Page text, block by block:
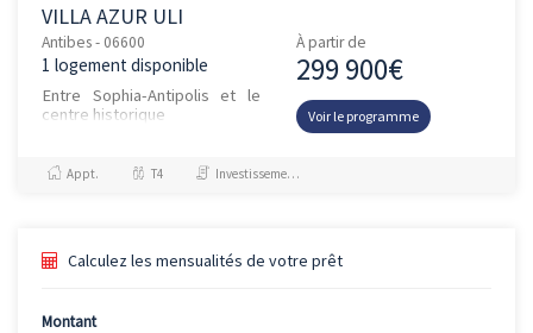
VILLA AZUR ULI
Antibes - 06600
1 logement disponible
Entre Sophia-Antipolis et le
centre historique
À partir de
299 900€
Voir le programme
Appt. T4 Investissement et Défiscalisation
Calculez les mensualités de votre prêt
Montant